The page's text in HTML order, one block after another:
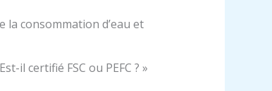
consommation d’eau et
il certifié FSC ou PEFC ? »